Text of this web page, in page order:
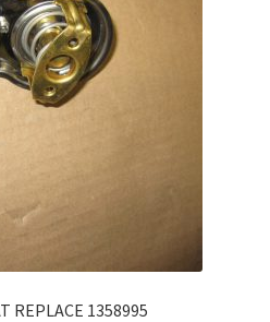
REPLACE 1358995